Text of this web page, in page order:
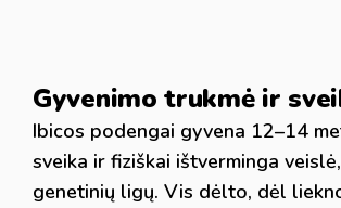
Gyvenimo trukmė ir
Ibicos podengai gyvena 12–14
sveika ir fiziškai ištverminga
genetinių ligų. Vis dėlto, dėl